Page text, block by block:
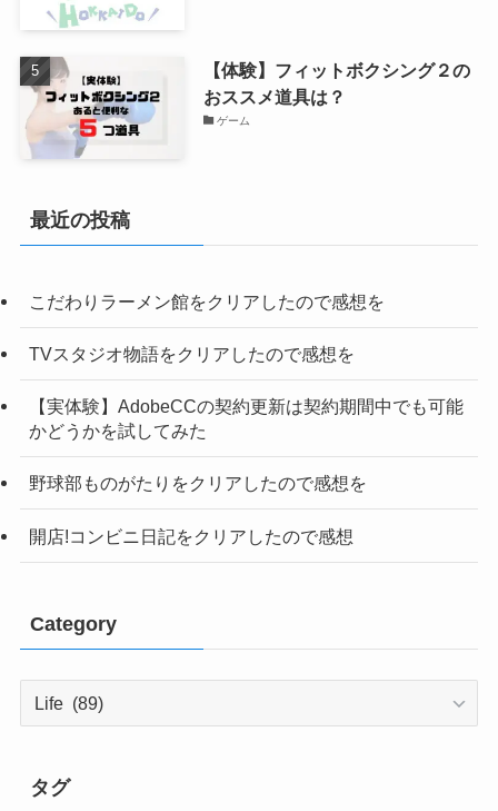
【体験】フィットボクシング２の
おススメ道具は？
ゲーム
最近の投稿
こだわりラーメン館をクリアしたので感想を
TVスタジオ物語をクリアしたので感想を
【実体験】AdobeCCの契約更新は契約期間中でも可能
かどうかを試してみた
野球部ものがたりをクリアしたので感想を
開店!コンビニ日記をクリアしたので感想
Category
Category
タグ